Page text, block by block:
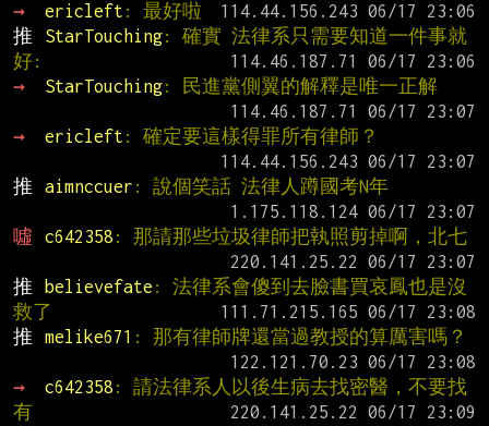
→
ericleft : 最好啦
推
StarTouching: 確實 法律系只需要知道一件事就
好:
→
StarTouching: 民進黨側翼的解釋是唯一正解
→
ericleft : 確定要這樣得罪所有律師？
推
aimnccuer : 說個笑話 法律人蹲國考N年
噓
c642358 : 那請那些垃圾律師把執照剪掉啊，北七
推
believefate : 法律系會傻到去臉書買哀鳳也是沒
救了
推
melike671 : 那有律師牌還當過教授的算厲害嗎？
→
c642358 : 請法律系人以後生病去找密醫，不要找
有